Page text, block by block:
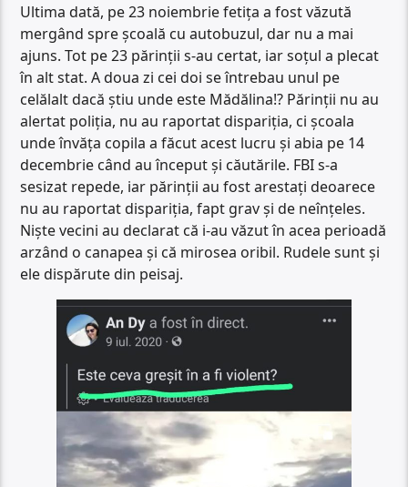
Ultima dată, pe 23 noiembrie fetița a fost văzută
mergând spre școală cu autobuzul, dar nu a mai
ajuns. Tot pe 23 părinții s-au certat, iar soțul a plecat
în alt stat. A doua zi cei doi se întrebau unul pe
celălalt dacă știu unde este Mădălina!? Părinții nu au
alertat poliția, nu au raportat dispariția, ci școala
unde învăța copila a făcut acest lucru și abia pe 14
decembrie când au început și căutările. FBI s-a
sesizat repede, iar părinții au fost arestați deoarece
nu au raportat dispariția, fapt grav și de neînțeles.
Niște vecini au declarat că i-au văzut în acea perioadă
arzând o canapea și că mirosea oribil. Rudele sunt și
ele dispărute din peisaj.